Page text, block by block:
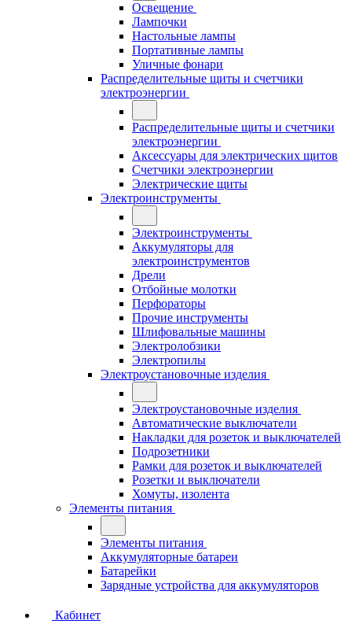
Освещение
Лампочки
Настольные лампы
Портативные лампы
Уличные фонари
Распределительные щиты и счетчики
электроэнергии
Распределительные щиты и счетчики
электроэнергии
Аксессуары для электрических щитов
Счетчики электроэнергии
Электрические щиты
Электроинструменты
Электроинструменты
Аккумуляторы для
электроинструментов
Дрели
Отбойные молотки
Перфораторы
Прочие инструменты
Шлифовальные машины
Электролобзики
Электропилы
Электроустановочные изделия
Электроустановочные изделия
Автоматические выключатели
Накладки для розеток и выключателей
Подрозетники
Рамки для розеток и выключателей
Розетки и выключатели
Хомуты, изолента
Элементы питания
Элементы питания
Аккумуляторные батареи
Батарейки
Зарядные устройства для аккумуляторов
Кабинет